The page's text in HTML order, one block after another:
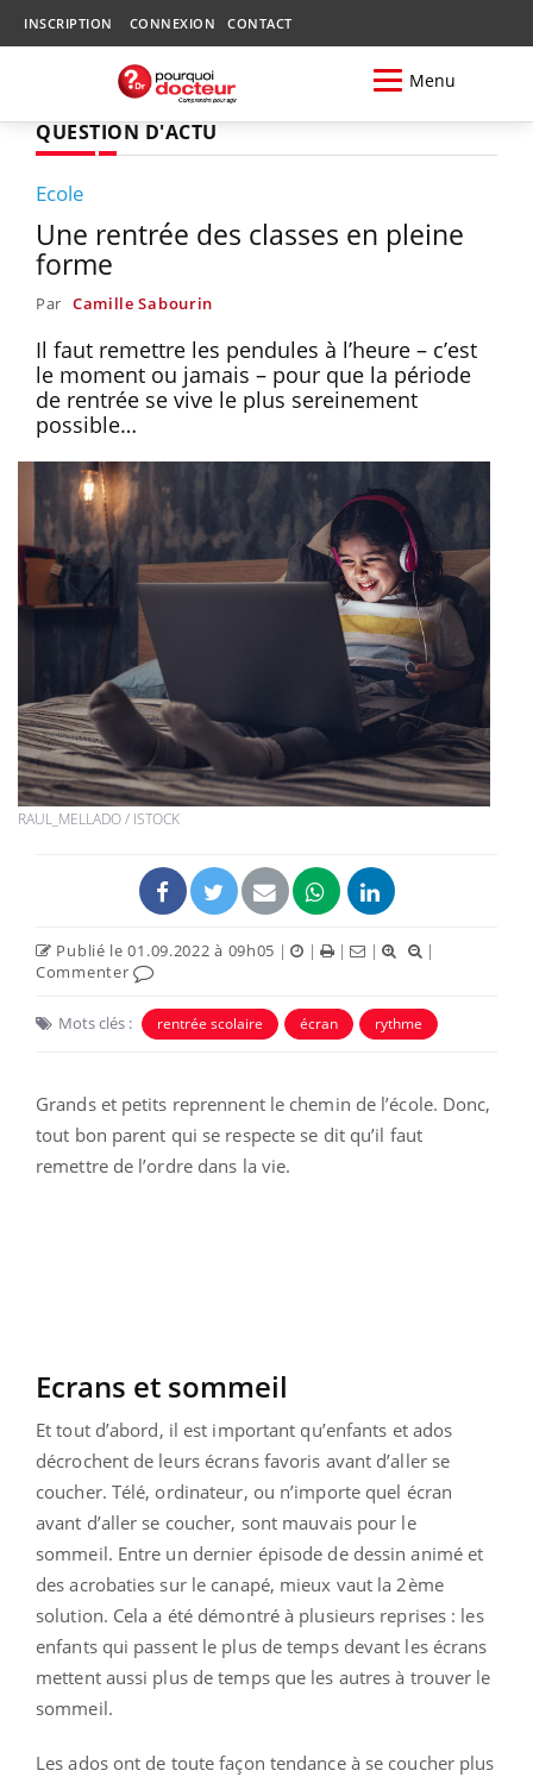
INSCRIPTION CONNEXION CONTACT
Menu
QUESTION D'ACTU
Ecole
Une rentrée des classes en pleine
forme
Par Camille Sabourin
Il faut remettre les pendules à l’heure – c’est
le moment ou jamais – pour que la période
de rentrée se vive le plus sereinement
possible…
RAUL_MELLADO / ISTOCK
Publié le 01.09.2022 à 09h05 | | | |
|
Commenter
Mots clés : rentrée scolaire écran rythme
Grands et petits reprennent le chemin de l’école. Donc,
tout bon parent qui se respecte se dit qu’il faut
remettre de l’ordre dans la vie.
Ecrans et sommeil
Et tout d’abord, il est important qu’enfants et ados
décrochent de leurs écrans favoris avant d’aller se
coucher. Télé, ordinateur, ou n’importe quel écran
avant d’aller se coucher, sont mauvais pour le
sommeil. Entre un dernier épisode de dessin animé et
des acrobaties sur le canapé, mieux vaut la 2ème
solution. Cela a été démontré à plusieurs reprises : les
enfants qui passent le plus de temps devant les écrans
mettent aussi plus de temps que les autres à trouver le
sommeil.
Les ados ont de toute façon tendance à se coucher plus